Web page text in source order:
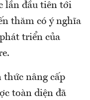
lần đầu tiên tới
thăm có ý nghĩa
triển của
nâng cấp
toàn diện đã